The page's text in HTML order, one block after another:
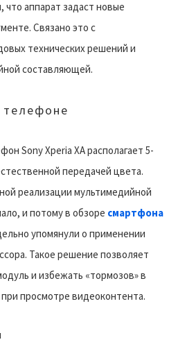
что аппарат задаст новые
Связано это с
технических решений и
составляющей.
Sony Xperia XA располагает 5-
передачей цвета.
реализации мультимедийной
и потому в обзоре смартфона
упомянули о применении
Такое решение позволяет
и избежать «тормозов» в
просмотре видеоконтента.